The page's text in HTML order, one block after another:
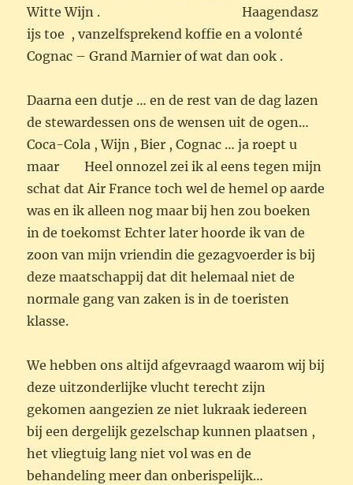
Witte Wijn . Haagendasz
ijs toe , vanzelfsprekend koffie en a volonté
Cognac – Grand Marnier of wat dan ook .
Daarna een dutje … en de rest van de dag lazen
de stewardessen ons de wensen uit de ogen…
Coca-Cola , Wijn , Bier , Cognac … ja roept u
maar Heel onnozel zei ik al eens tegen mijn
schat dat Air France toch wel de hemel op aarde
was en ik alleen nog maar bij hen zou boeken
in de toekomst Echter later hoorde ik van de
zoon van mijn vriendin die gezagvoerder is bij
deze maatschappij dat dit helemaal niet de
normale gang van zaken is in de toeristen
klasse.
We hebben ons altijd afgevraagd waarom wij bij
deze uitzonderlijke vlucht terecht zijn
gekomen aangezien ze niet lukraak iedereen
bij een dergelijk gezelschap kunnen plaatsen ,
het vliegtuig lang niet vol was en de
behandeling meer dan onberispelijk…